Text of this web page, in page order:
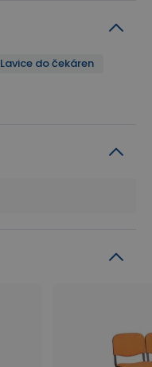
Lavice do čekáren